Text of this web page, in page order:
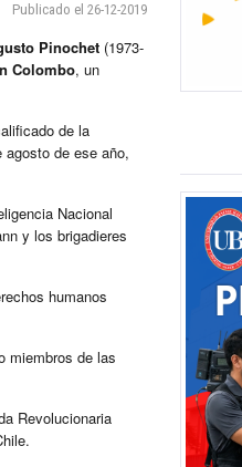
Publicado el 26-12-2019
Pinochet (1973-
Colombo, un
de la
agosto de ese año,
Nacional
y los brigadieres
humanos
miembros de las
Revolucionaria